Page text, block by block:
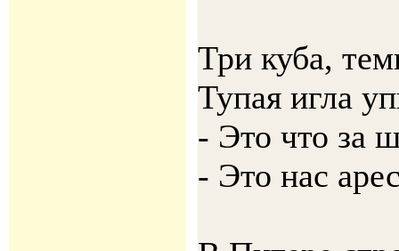
Три куба,
Тупая игла
- Это что за
- Это нас